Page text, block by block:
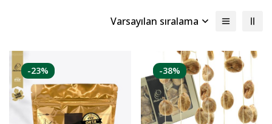
Varsayılan sıralama
-23% -38%